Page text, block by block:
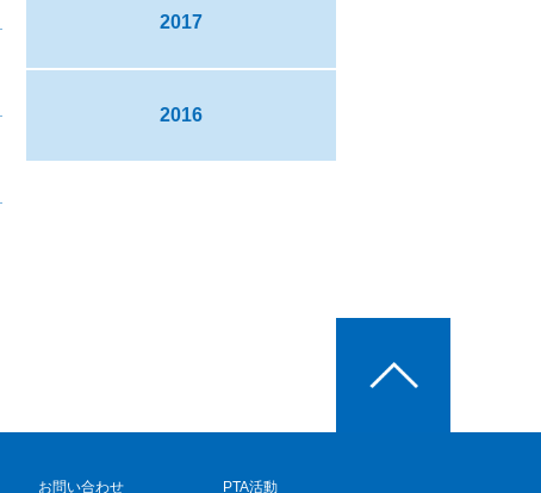
2017
2016
お問い合わせ PTA活動